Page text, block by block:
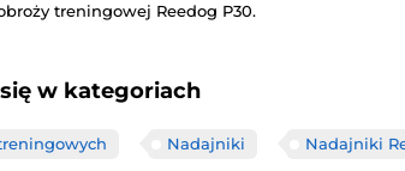
treningowej Reedog P30.
w kategoriach
Nadajniki Nadajniki